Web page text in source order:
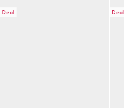
Deal Deal